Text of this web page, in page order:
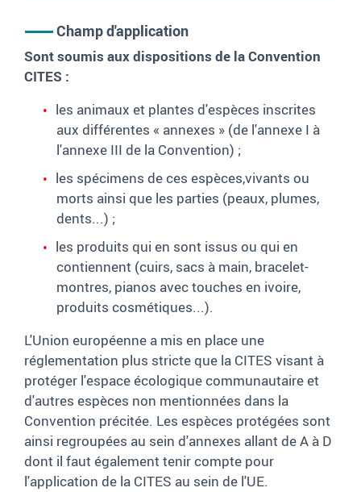
Champ d'application
Sont soumis aux dispositions de la Convention
CITES :
les animaux et plantes d'espèces inscrites
aux différentes « annexes » (de l'annexe I à
l'annexe III de la Convention) ;
les spécimens de ces espèces,vivants ou
morts ainsi que les parties (peaux, plumes,
dents...) ;
les produits qui en sont issus ou qui en
contiennent (cuirs, sacs à main, bracelet-
montres, pianos avec touches en ivoire,
produits cosmétiques...).
L'Union européenne a mis en place une
réglementation plus stricte que la CITES visant à
protéger l'espace écologique communautaire et
d'autres espèces non mentionnées dans la
Convention précitée. Les espèces protégées sont
ainsi regroupées au sein d'annexes allant de A à D
dont il faut également tenir compte pour
l'application de la CITES au sein de l'UE.